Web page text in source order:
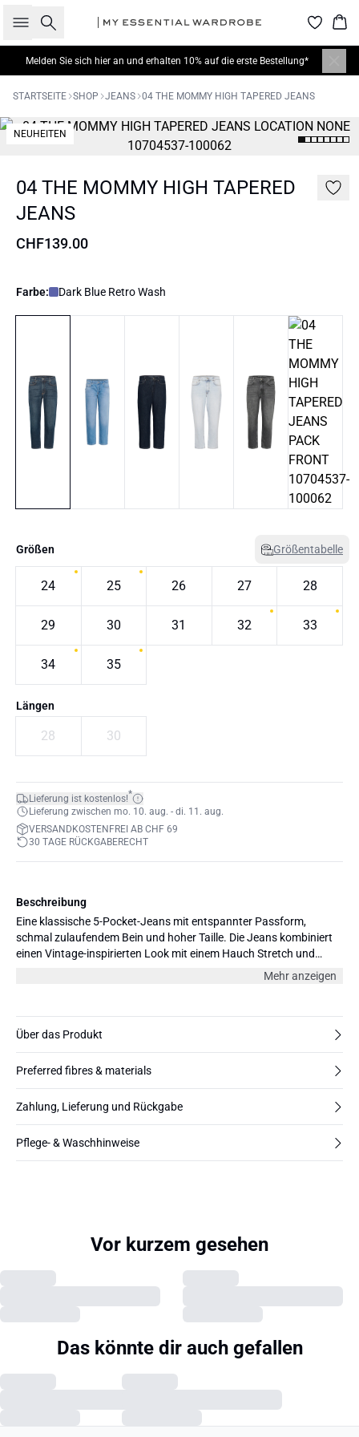
Suche
Melden Sie sich hier an und erhalten 10% auf die erste Bestellung*
STARTSEITE SHOP JEANS 04 THE MOMMY HIGH TAPERED JEANS
NEUHEITEN
04 THE MOMMY HIGH TAPERED
JEANS
CHF139.00
Farbe: Dark Blue Retro Wash
Größen Größentabelle
24 25 26 27 28
29 30 31 32 33
34 35
Längen
28 30
Lieferung ist kostenlos!*
Lieferung zwischen mo. 10. aug. - di. 11. aug.
VERSANDKOSTENFREI AB CHF 69
30 TAGE RÜCKGABERECHT
Beschreibung
Eine klassische 5-Pocket-Jeans mit entspannter Passform,
schmal zulaufendem Bein und hoher Taille. Die Jeans kombiniert
einen Vintage-inspirierten Look mit einem Hauch Stretch und
sorgt so für einen komfortablen, zeitlosen und mühelosen Stil.
Mehr anzeigen
Über das Produkt
Preferred fibres & materials
Zahlung, Lieferung und Rückgabe
Pflege- & Waschhinweise
Vor kurzem gesehen
Das könnte dir auch gefallen